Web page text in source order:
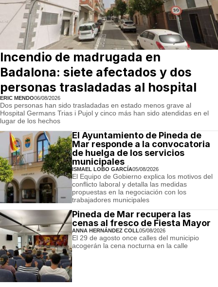
Incendio de madrugada en
Badalona: siete afectados y dos
personas trasladadas al hospital
ERIC MENDO06/08/2026
Dos personas han sido trasladadas en estado menos grave al
Hospital Germans Trias i Pujol y cinco más han sido atendidas en el
lugar de los hechos
El Ayuntamiento de Pineda de
Mar responde a la convocatoria
de huelga de los servicios
municipales
ISMAEL LOBO GARCÍA05/08/2026
El Equipo de Gobierno explica los motivos del
conflicto laboral y detalla las medidas
propuestas en la negociación con los
trabajadores municipales
Pineda de Mar recupera las
cenas al fresco de Fiesta Mayor
ANNA HERNÁNDEZ COLL05/08/2026
El 29 de agosto once calles del municipio
acogerán la cena nocturna en la calle